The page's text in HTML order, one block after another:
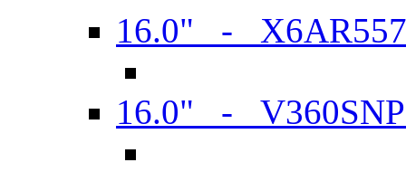
16.0" -
16.0" -